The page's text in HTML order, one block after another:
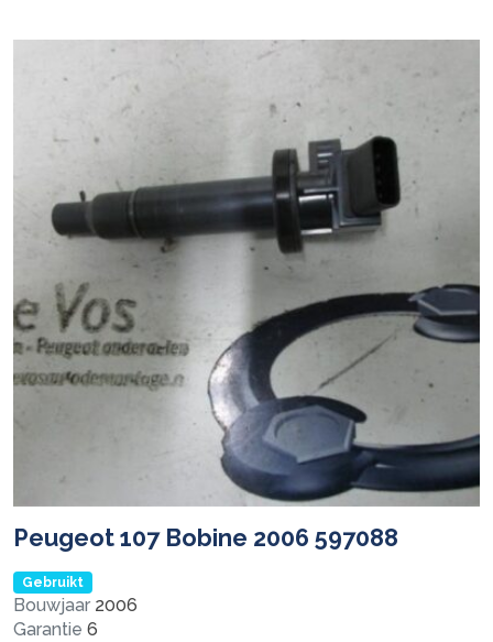
Peugeot 107 Bobine 2006 597088
Gebruikt
Bouwjaar 2006
Garantie 6